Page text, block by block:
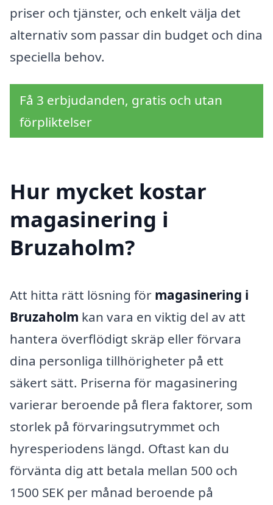
priser och tjänster, och enkelt välja det
alternativ som passar din budget och dina
speciella behov.
Få 3 erbjudanden, gratis och utan
förpliktelser
Hur mycket kostar
magasinering i
Bruzaholm?
Att hitta rätt lösning för magasinering i
Bruzaholm kan vara en viktig del av att
hantera överflödigt skräp eller förvara
dina personliga tillhörigheter på ett
säkert sätt. Priserna för magasinering
varierar beroende på flera faktorer, som
storlek på förvaringsutrymmet och
hyresperiodens längd. Oftast kan du
förvänta dig att betala mellan 500 och
1500 SEK per månad beroende på